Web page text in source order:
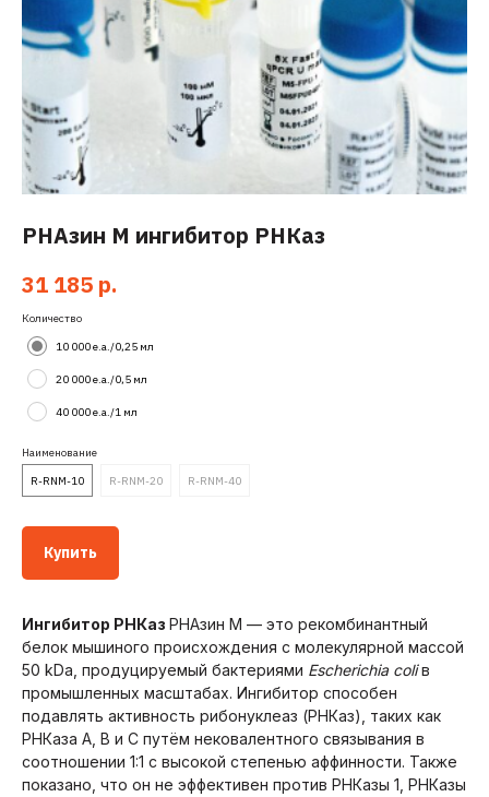
РНАзин M ингибитор РНКаз
31 185 р.
Количество
10 000 е.а./0,25 мл
20 000 е.а./0,5 мл
40 000 е.а./1 мл
Наименование
R-RNM-10
R-RNM-20 R-RNM-40
Купить
Ингибитор РНКаз РНАзин M — это рекомбинантный
белок мышиного происхождения с молекулярной массой
50 kDa, продуцируемый бактериями Escherichia coliв
промышленных масштабах. Ингибитор способен
подавлять активность рибонуклеаз (РНКаз), таких как
РНКаза A, B и C путём нековалентного связывания в
соотношении 1:1 с высокой степенью аффинности. Также
показано, что он не эффективен против РНКазы 1, РНКазы
Почему нам доверяют